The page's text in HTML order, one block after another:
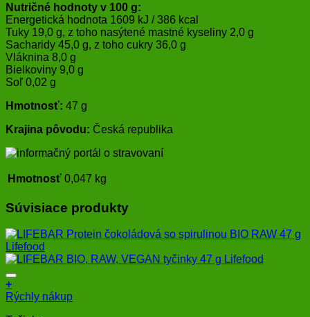
Nutričné ​​hodnoty v 100 g:
Energetická hodnota 1609 kJ / 386 kcal
Tuky 19,0 g, z toho nasýtené mastné kyseliny 2,0 g
Sacharidy 45,0 g, z toho cukry 36,0 g
Vláknina 8,0 g
Bielkoviny 9,0 g
Soľ 0,02 g
Hmotnosť: 47 g
Krajina pôvodu: Česká republika
Hmotnosť 0,047 kg
Súvisiace produkty
+
Rýchly nákup